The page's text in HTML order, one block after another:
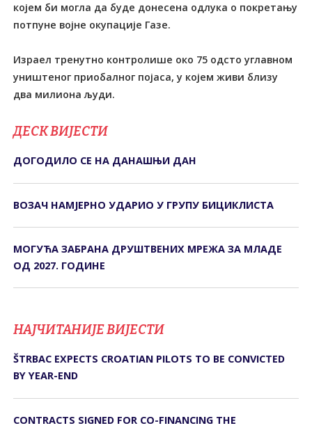
којем би могла да буде донесена одлука о покретању
потпуне војне окупације Газе.
Израел тренутно контролише око 75 одсто углавном
уништеног приобалног појаса, у којем живи близу
два милиона људи.
ДЕСК ВИЈЕСТИ
ДОГОДИЛО СЕ НА ДАНАШЊИ ДАН
ВОЗАЧ НАМЈЕРНО УДАРИО У ГРУПУ БИЦИКЛИСТА
МОГУЋА ЗАБРАНА ДРУШТВЕНИХ МРЕЖА ЗА МЛАДЕ
ОД 2027. ГОДИНЕ
НАЈЧИТАНИЈЕ ВИЈЕСТИ
ŠTRBAC EXPECTS CROATIAN PILOTS TO BE CONVICTED
BY YEAR-END
CONTRACTS SIGNED FOR CO-FINANCING THE